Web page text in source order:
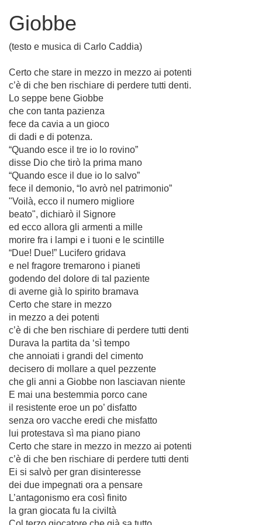
Giobbe
(testo e musica di Carlo Caddia)
Certo che stare in mezzo in mezzo ai potenti
c’è di che ben rischiare di perdere tutti denti.
Lo seppe bene Giobbe
che con tanta pazienza
fece da cavia a un gioco
di dadi e di potenza.
“Quando esce il tre io lo rovino”
disse Dio che tirò la prima mano
“Quando esce il due io lo salvo”
fece il demonio, “lo avrò nel patrimonio”
"Voilà, ecco il numero migliore
beato", dichiarò il Signore
ed ecco allora gli armenti a mille
morire fra i lampi e i tuoni e le scintille
“Due! Due!” Lucifero gridava
e nel fragore tremarono i pianeti
godendo del dolore di tal paziente
di averne già lo spirito bramava
Certo che stare in mezzo
in mezzo a dei potenti
c’è di che ben rischiare di perdere tutti denti
Durava la partita da ‘sì tempo
che annoiati i grandi del cimento
decisero di mollare a quel pezzente
che gli anni a Giobbe non lasciavan niente
E mai una bestemmia porco cane
il resistente eroe un po’ disfatto
senza oro vacche eredi che misfatto
lui protestava sì ma piano piano
Certo che stare in mezzo in mezzo ai potenti
c’è di che ben rischiare di perdere tutti denti
Ei si salvò per gran disinteresse
dei due impegnati ora a pensare
L’antagonismo era così finito
la gran giocata fu la civiltà